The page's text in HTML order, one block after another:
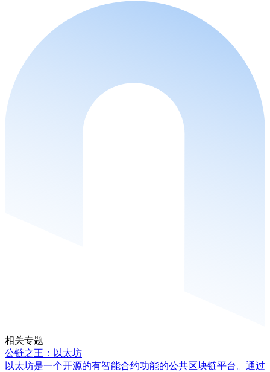
相关专题
公链之王：以太坊
以太坊是一个开源的有智能合约功能的公共区块链平台。通过